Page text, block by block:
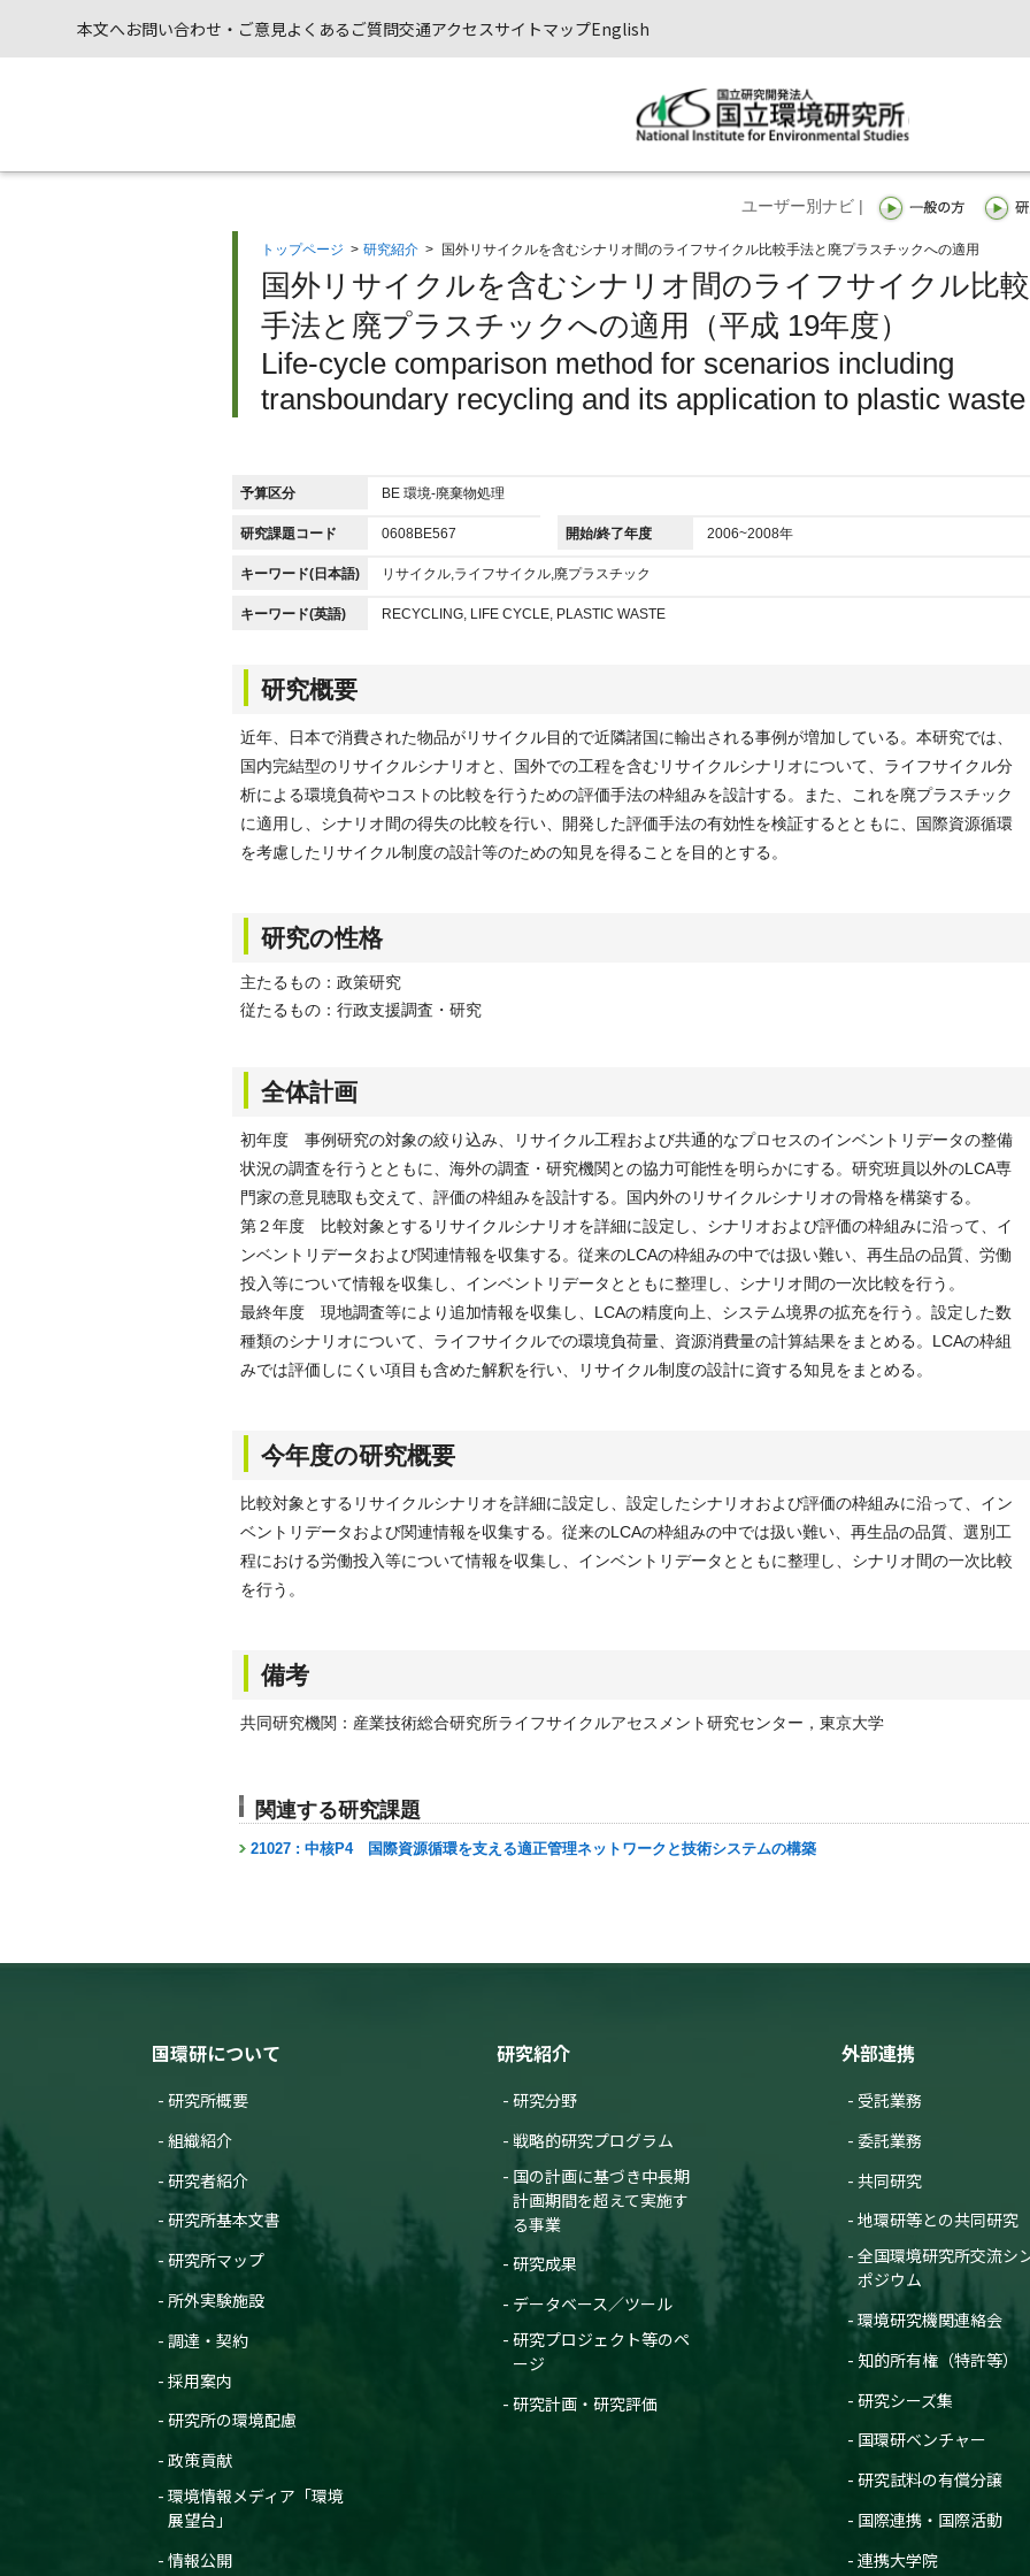
本文へお問い合わせ・ご意見よくあるご質問交通アクセスサイトマップEnglish
ユーザー別ナビ |
トップページ > 研究紹介 > 国外リサイクルを含むシナリオ間のライフサイクル比較手法と廃プラスチックへの適用
国外リサイクルを含むシナリオ間のライフサイクル比較
手法と廃プラスチックへの適用（平成 19年度）
Life-cycle comparison method for scenarios including
transboundary recycling and its application to plastic waste
予算区分 BE 環境-廃棄物処理
研究課題コード 0608BE567 開始/終了年度 2006~2008年
キーワード(日本語) リサイクル,ライフサイクル,廃プラスチック
キーワード(英語) RECYCLING, LIFE CYCLE, PLASTIC WASTE
研究概要
近年、日本で消費された物品がリサイクル目的で近隣諸国に輸出される事例が増加している。本研究では、
国内完結型のリサイクルシナリオと、国外での工程を含むリサイクルシナリオについて、ライフサイクル分
析による環境負荷やコストの比較を行うための評価手法の枠組みを設計する。また、これを廃プラスチック
に適用し、シナリオ間の得失の比較を行い、開発した評価手法の有効性を検証するとともに、国際資源循環
を考慮したリサイクル制度の設計等のための知見を得ることを目的とする。
研究の性格
主たるもの：政策研究
従たるもの：行政支援調査・研究
全体計画
初年度 事例研究の対象の絞り込み、リサイクル工程および共通的なプロセスのインベントリデータの整備
状況の調査を行うとともに、海外の調査・研究機関との協力可能性を明らかにする。研究班員以外のLCA専
門家の意見聴取も交えて、評価の枠組みを設計する。国内外のリサイクルシナリオの骨格を構築する。
第２年度 比較対象とするリサイクルシナリオを詳細に設定し、シナリオおよび評価の枠組みに沿って、イ
ンベントリデータおよび関連情報を収集する。従来のLCAの枠組みの中では扱い難い、再生品の品質、労働
投入等について情報を収集し、インベントリデータとともに整理し、シナリオ間の一次比較を行う。
最終年度 現地調査等により追加情報を収集し、LCAの精度向上、システム境界の拡充を行う。設定した数
種類のシナリオについて、ライフサイクルでの環境負荷量、資源消費量の計算結果をまとめる。LCAの枠組
みでは評価しにくい項目も含めた解釈を行い、リサイクル制度の設計に資する知見をまとめる。
今年度の研究概要
比較対象とするリサイクルシナリオを詳細に設定し、設定したシナリオおよび評価の枠組みに沿って、イン
ベントリデータおよび関連情報を収集する。従来のLCAの枠組みの中では扱い難い、再生品の品質、選別工
程における労働投入等について情報を収集し、インベントリデータとともに整理し、シナリオ間の一次比較
を行う。
備考
共同研究機関：産業技術総合研究所ライフサイクルアセスメント研究センター，東京大学
関連する研究課題
21027 : 中核P4 国際資源循環を支える適正管理ネットワークと技術システムの構築
国環研について
研究所概要
組織紹介
研究者紹介
研究所基本文書
研究所マップ
所外実験施設
調達・契約
採用案内
研究所の環境配慮
政策貢献
環境情報メディア「環境
展望台」
情報公開
研究紹介
研究分野
戦略的研究プログラム
国の計画に基づき中長期
計画期間を超えて実施す
る事業
研究成果
データベース／ツール
研究プロジェクト等のペ
ージ
研究計画・研究評価
外部連携
受託業務
委託業務
共同研究
地環研等との共同研究
全国環境研究所交流シ
ポジウム
環境研究機関連絡会
知的所有権（特許等）
研究シーズ集
国環研ベンチャー
研究試料の有償分譲
国際連携・国際活動
連携大学院